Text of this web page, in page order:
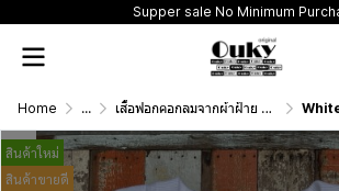
Supper sale No Minimum
Home ... เสื้อฟอกคอกลมจากผ้าฝ้าย 100% (T-Shirt Round Neck Vintage Washed Cotton 100%) White Supper rib (สีดำฟอกเอซิด
สินค้าใหม่
สินค้าขายดี